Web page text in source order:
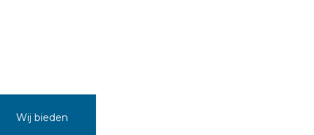
Wij bieden